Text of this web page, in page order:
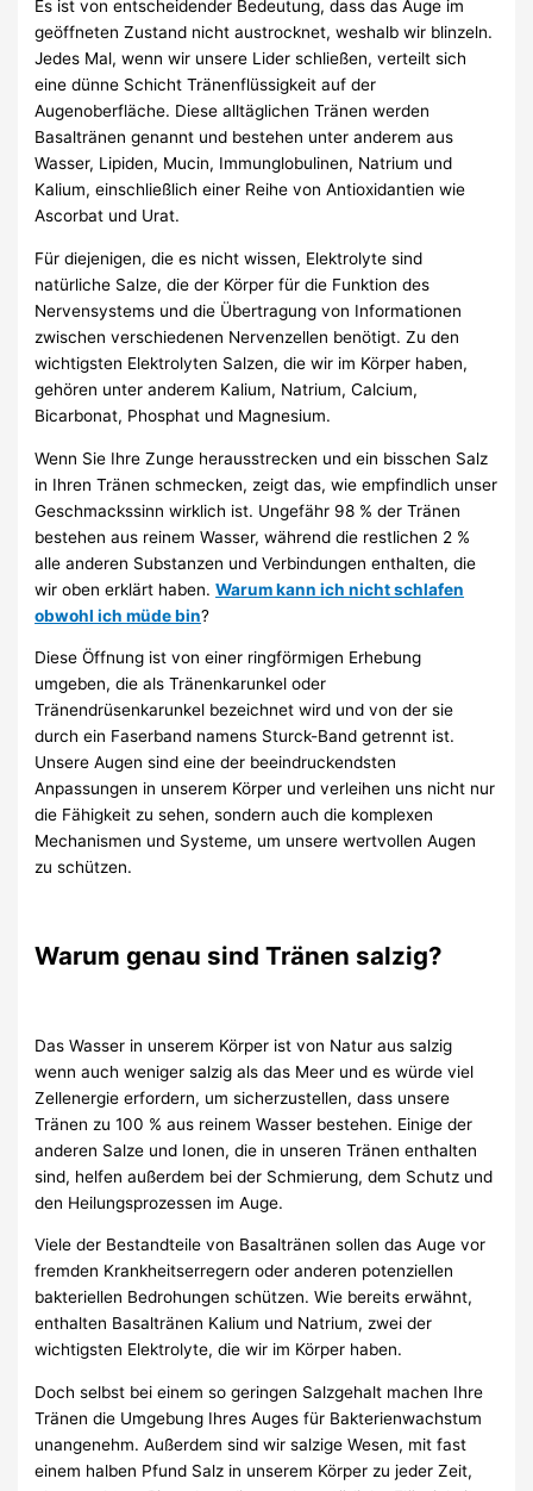
Es ist von entscheidender Bedeutung, dass das Auge im
geöffneten Zustand nicht austrocknet, weshalb wir blinzeln.
Jedes Mal, wenn wir unsere Lider schließen, verteilt sich
eine dünne Schicht Tränenflüssigkeit auf der
Augenoberfläche. Diese alltäglichen Tränen werden
Basaltränen genannt und bestehen unter anderem aus
Wasser, Lipiden, Mucin, Immunglobulinen, Natrium und
Kalium, einschließlich einer Reihe von Antioxidantien wie
Ascorbat und Urat.
Für diejenigen, die es nicht wissen, Elektrolyte sind
natürliche Salze, die der Körper für die Funktion des
Nervensystems und die Übertragung von Informationen
zwischen verschiedenen Nervenzellen benötigt. Zu den
wichtigsten Elektrolyten Salzen, die wir im Körper haben,
gehören unter anderem Kalium, Natrium, Calcium,
Bicarbonat, Phosphat und Magnesium.
Wenn Sie Ihre Zunge herausstrecken und ein bisschen Salz
in Ihren Tränen schmecken, zeigt das, wie empfindlich unser
Geschmackssinn wirklich ist. Ungefähr 98 % der Tränen
bestehen aus reinem Wasser, während die restlichen 2 %
alle anderen Substanzen und Verbindungen enthalten, die
wir oben erklärt haben.Warum kann ich nicht schlafen
obwohl ich müde bin?
Diese Öffnung ist von einer ringförmigen Erhebung
umgeben, die als Tränenkarunkel oder
Tränendrüsenkarunkel bezeichnet wird und von der sie
durch ein Faserband namens Sturck-Band getrennt ist.
Unsere Augen sind eine der beeindruckendsten
Anpassungen in unserem Körper und verleihen uns nicht nur
die Fähigkeit zu sehen, sondern auch die komplexen
Mechanismen und Systeme, um unsere wertvollen Augen
zu schützen.
Warum genau sind Tränen salzig?
Das Wasser in unserem Körper ist von Natur aus salzig
wenn auch weniger salzig als das Meer und es würde viel
Zellenergie erfordern, um sicherzustellen, dass unsere
Tränen zu 100 % aus reinem Wasser bestehen. Einige der
anderen Salze und Ionen, die in unseren Tränen enthalten
sind, helfen außerdem bei der Schmierung, dem Schutz und
den Heilungsprozessen im Auge.
Viele der Bestandteile von Basaltränen sollen das Auge vor
fremden Krankheitserregern oder anderen potenziellen
bakteriellen Bedrohungen schützen. Wie bereits erwähnt,
enthalten Basaltränen Kalium und Natrium, zwei der
wichtigsten Elektrolyte, die wir im Körper haben.
Doch selbst bei einem so geringen Salzgehalt machen Ihre
Tränen die Umgebung Ihres Auges für Bakterienwachstum
unangenehm. Außerdem sind wir salzige Wesen, mit fast
einem halben Pfund Salz in unserem Körper zu jeder Zeit,